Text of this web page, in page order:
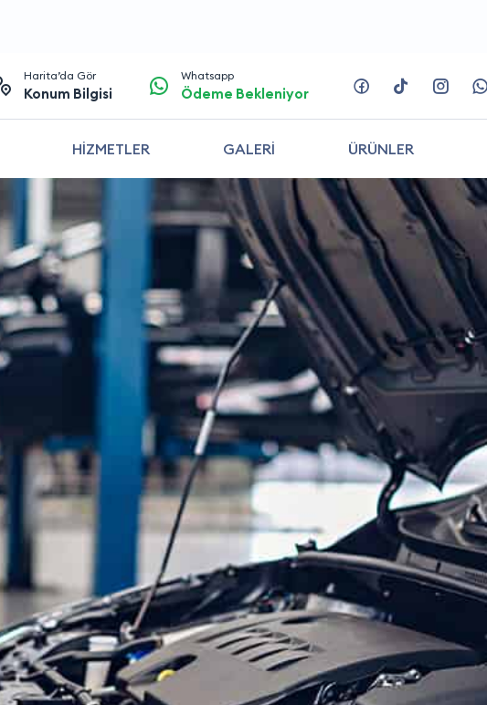
Harita’da Gör
Konum Bilgisi
Whatsapp
Ödeme Bekleniyor
HİZMETLER GALERİ ÜRÜNLER